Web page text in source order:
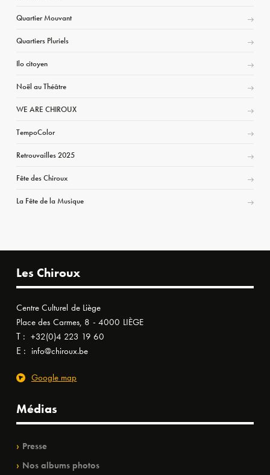
Quartier Mouvant
Quartiers Pluriels
Ilo citoyen
Noël au Théâtre
WE ARE CHIROUX
TempoColor
Retrouvailles 2025
Fête des Chiroux
La Fête de la Musique
Les Chiroux
Centre Culturel de Liège
Place des Carmes, 8 - 4000 LIÈGE
T : +32(0)4 223 19 60
E : info@chiroux.be
Google map
Médias
Presse
Nos albums photos